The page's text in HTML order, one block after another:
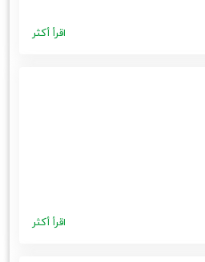
اقرأ أكثر
اقرأ أكثر